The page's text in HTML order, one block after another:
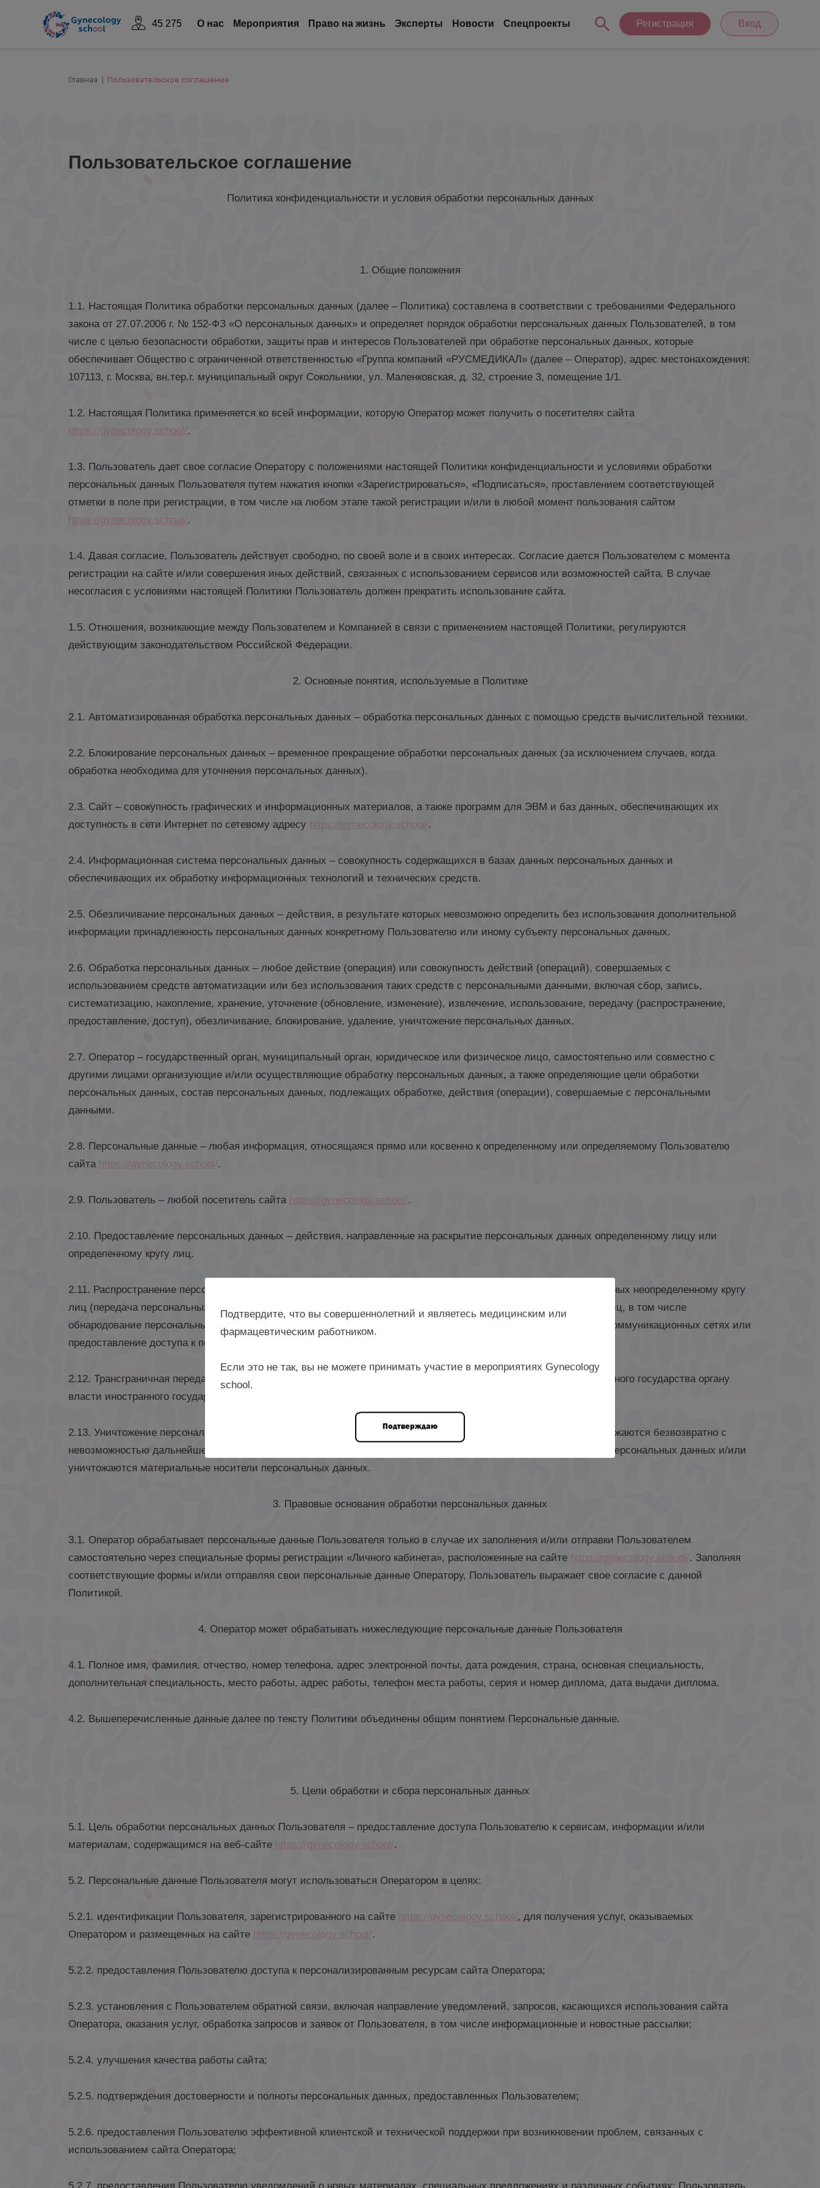
45 275 О нас Mероприятия Право на жизнь Эксперты Новости Спецпроекты Регистрация Вход
Главная Пользовательское соглашение
Пользовательское соглашение
Политика конфиденциальности и условия обработки персональных данных
1. Общие положения
1.1. Настоящая Политика обработки персональных данных (далее – Политика) составлена в соответствии с требованиями Федерального
закона от 27.07.2006 г. № 152-ФЗ «О персональных данных» и определяет порядок обработки персональных данных Пользователей, в том
числе с целью безопасности обработки, защиты прав и интересов Пользователей при обработке персональных данных, которые
обеспечивает Общество с ограниченной ответственностью «Группа компаний «РУСМЕДИКАЛ» (далее – Оператор), адрес местонахождения:
107113, г. Москва, вн.тер.г. муниципальный округ Сокольники, ул. Маленковская, д. 32, строение 3, помещение 1/1.
1.2. Настоящая Политика применяется ко всей информации, которую Оператор может получить о посетителях сайта
https://gynecology.school/.
1.3. Пользователь дает свое согласие Оператору с положениями настоящей Политики конфиденциальности и условиями обработки
персональных данных Пользователя путем нажатия кнопки «Зарегистрироваться», «Подписаться», проставлением соответствующей
отметки в поле при регистрации, в том числе на любом этапе такой регистрации и/или в любой момент пользования сайтом
https://gynecology.school/.
1.4. Давая согласие, Пользователь действует свободно, по своей воле и в своих интересах. Согласие дается Пользователем с момента
регистрации на сайте и/или совершения иных действий, связанных с использованием сервисов или возможностей сайта. В случае
несогласия с условиями настоящей Политики Пользователь должен прекратить использование сайта.
1.5. Отношения, возникающие между Пользователем и Компанией в связи с применением настоящей Политики, регулируются
действующим законодательством Российской Федерации.
2. Основные понятия, используемые в Политике
2.1. Автоматизированная обработка персональных данных – обработка персональных данных с помощью средств вычислительной техники.
2.2. Блокирование персональных данных – временное прекращение обработки персональных данных (за исключением случаев, когда
обработка необходима для уточнения персональных данных).
2.3. Сайт – совокупность графических и информационных материалов, а также программ для ЭВМ и баз данных, обеспечивающих их
доступность в сети Интернет по сетевому адресу https://gynecology.school/.
2.4. Информационная система персональных данных – совокупность содержащихся в базах данных персональных данных и
обеспечивающих их обработку информационных технологий и технических средств.
2.5. Обезличивание персональных данных – действия, в результате которых невозможно определить без использования дополнительной
информации принадлежность персональных данных конкретному Пользователю или иному субъекту персональных данных.
2.6. Обработка персональных данных – любое действие (операция) или совокупность действий (операций), совершаемых с
использованием средств автоматизации или без использования таких средств с персональными данными, включая сбор, запись,
систематизацию, накопление, хранение, уточнение (обновление, изменение), извлечение, использование, передачу (распространение,
предоставление, доступ), обезличивание, блокирование, удаление, уничтожение персональных данных.
2.7. Оператор – государственный орган, муниципальный орган, юридическое или физическое лицо, самостоятельно или совместно с
другими лицами организующие и/или осуществляющие обработку персональных данных, а также определяющие цели обработки
персональных данных, состав персональных данных, подлежащих обработке, действия (операции), совершаемые с персональными
данными.
2.8. Персональные данные – любая информация, относящаяся прямо или косвенно к определенному или определяемому Пользователю
сайта https://gynecology.school/.
2.9. Пользователь – любой посетитель сайта https://gynecology.school/.
2.10. Предоставление персональных данных – действия, направленные на раскрытие персональных данных определенному лицу или
определенному кругу лиц.
2.11. Распространение персональных данных – любые действия, направленные на раскрытие персональных данных неопределенному кругу
лиц (передача персональных данных) или на ознакомление с персональными данными неограниченного круга лиц, в том числе
обнародование персональных данных в средствах массовой информации, размещение в информационно-телекоммуникационных сетях или
предоставление доступа к персональным данным каким-либо иным способом.
2.12. Трансграничная передача персональных данных – передача персональных данных на территорию иностранного государства органу
власти иностранного государства, иностранному физическому или иностранному юридическому лицу.
2.13. Уничтожение персональных данных – любые действия, в результате которых персональные данные уничтожаются безвозвратно с
невозможностью дальнейшего восстановления содержания персональных данных в информационной системе персональных данных и/или
уничтожаются материальные носители персональных данных.
3. Правовые основания обработки персональных данных
3.1. Оператор обрабатывает персональные данные Пользователя только в случае их заполнения и/или отправки Пользователем
самостоятельно через специальные формы регистрации «Личного кабинета», расположенные на сайте https://gynecology.school/. Заполняя
соответствующие формы и/или отправляя свои персональные данные Оператору, Пользователь выражает свое согласие с данной
Политикой.
4. Оператор может обрабатывать нижеследующие персональные данные Пользователя
4.1. Полное имя, фамилия, отчество, номер телефона, адрес электронной почты, дата рождения, страна, основная специальность,
дополнительная специальность, место работы, адрес работы, телефон места работы, серия и номер диплома, дата выдачи диплома.
4.2. Вышеперечисленные данные далее по тексту Политики объединены общим понятием Персональные данные.
5. Цели обработки и сбора персональных данных
5.1. Цель обработки персональных данных Пользователя – предоставление доступа Пользователю к сервисам, информации и/или
материалам, содержащимся на веб-сайте https://gynecology.school/.
5.2. Персональные данные Пользователя могут использоваться Оператором в целях:
5.2.1. идентификации Пользователя, зарегистрированного на сайте https://gynecology.school/, для получения услуг, оказываемых
Оператором и размещенных на сайте https://gynecology.school/.
5.2.2. предоставления Пользователю доступа к персонализированным ресурсам сайта Оператора;
5.2.3. установления с Пользователем обратной связи, включая направление уведомлений, запросов, касающихся использования сайта
Оператора, оказания услуг, обработка запросов и заявок от Пользователя, в том числе информационные и новостные рассылки;
5.2.4. улучшения качества работы сайта;
5.2.5. подтверждения достоверности и полноты персональных данных, предоставленных Пользователем;
5.2.6. предоставления Пользователю эффективной клиентской и технической поддержки при возникновении проблем, связанных с
использованием сайта Оператора;
Подтвердите, что вы совершеннолетний и являетесь медицинским или
фармацевтическим работником.
Если это не так, вы не можете принимать участие в мероприятиях Gynecology
school.
Подтверждаю